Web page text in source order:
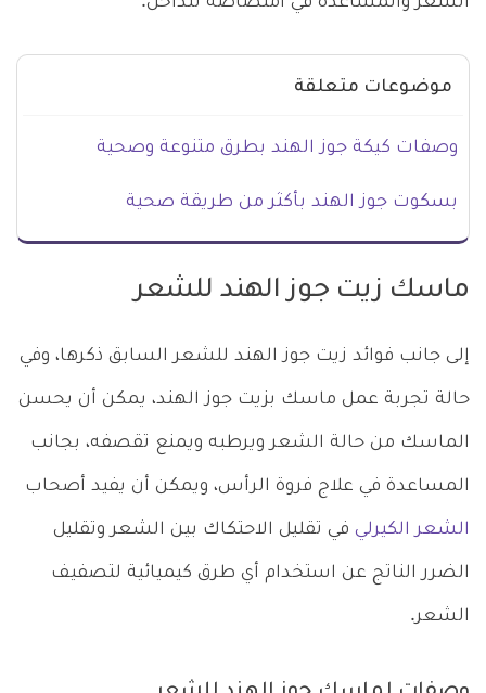
موضوعات متعلقة
وصفات كيكة جوز الهند بطرق متنوعة وصحية
بسكوت جوز الهند بأكثر من طريقة صحية
ماسك زيت جوز الهند للشعر
إلى جانب فوائد زيت جوز الهند للشعر السابق ذكرها، وفي
حالة تجربة عمل ماسك بزيت جوز الهند، يمكن أن يحسن
الماسك من حالة الشعر ويرطبه ويمنع تقصفه، بجانب
المساعدة في علاج فروة الرأس، ويمكن أن يفيد أصحاب
الشعر الكيرلي في تقليل الاحتكاك بين الشعر وتقليل
الضرر الناتج عن استخدام أي طرق كيميائية لتصفيف
الشعر.